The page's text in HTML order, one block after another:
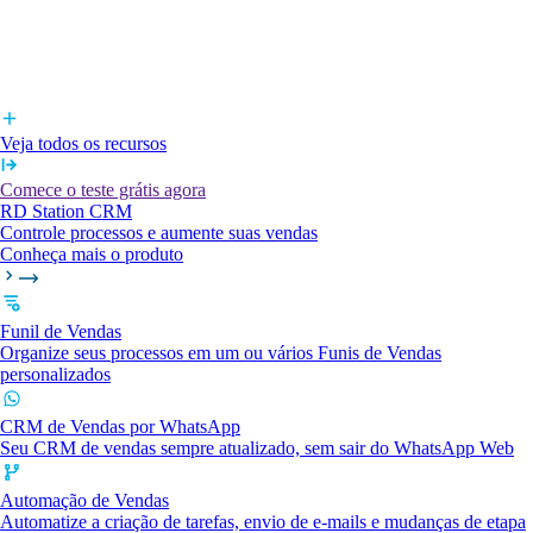
Veja todos os recursos
Comece o teste grátis agora
RD Station CRM
Controle processos e aumente suas vendas
Conheça mais o produto
Funil de Vendas
Organize seus processos em um ou vários Funis de Vendas
personalizados
CRM de Vendas por WhatsApp
Seu CRM de vendas sempre atualizado, sem sair do WhatsApp Web
Automação de Vendas
Automatize a criação de tarefas, envio de e-mails e mudanças de etapa